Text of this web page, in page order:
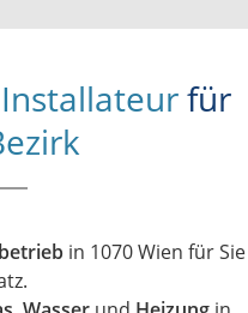
Installateurfür
in 1070 Wien für Sie